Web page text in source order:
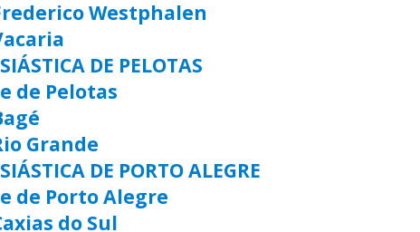
Westphalen
DE PELOTAS
de Pelotas
Grande
DE PORTO ALEGRE
de Porto Alegre
do Sul